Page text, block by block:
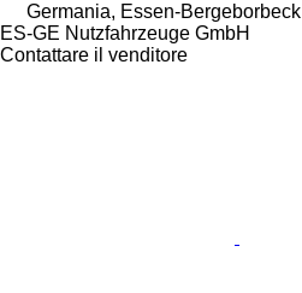
Germania, Essen-Bergeborbeck
ES-GE Nutzfahrzeuge GmbH
Contattare il venditore